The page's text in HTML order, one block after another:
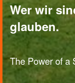
Wer wir
glauben.
The Power of a